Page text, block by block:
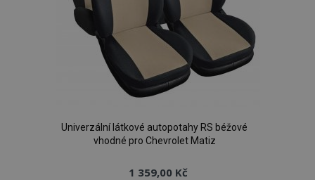
Univerzální látkové autopotahy RS béžové
vhodné pro Chevrolet Matiz
1 359,00 Kč